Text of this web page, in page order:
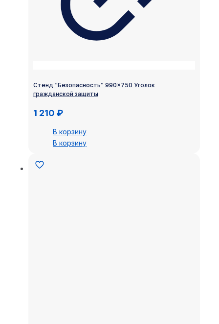
Стенд “Безопасность” 990×750 Уголок
гражданской защиты
1 210 ₽
В корзину
В корзину